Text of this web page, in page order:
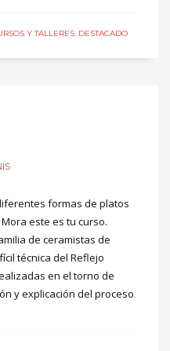
Y TALLERES, DESTACADO
formas de platos
este es tu curso.
de ceramistas de
técnica del Reflejo
en el torno de
y explicación del proceso